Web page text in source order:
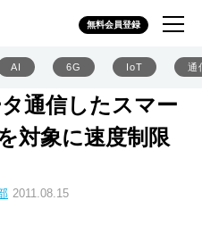
無料会員登録
AI 6G IoT 通
通信したスマー
対象に速度制限
2011.08.15